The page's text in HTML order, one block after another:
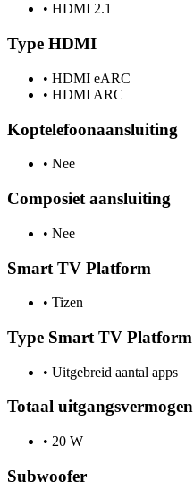
• HDMI 2.1
Type HDMI
• HDMI eARC
• HDMI ARC
Koptelefoonaansluiting
• Nee
Composiet aansluiting
• Nee
Smart TV Platform
• Tizen
Type Smart TV Platform
• Uitgebreid aantal apps
Totaal uitgangsvermogen
• 20 W
Subwoofer